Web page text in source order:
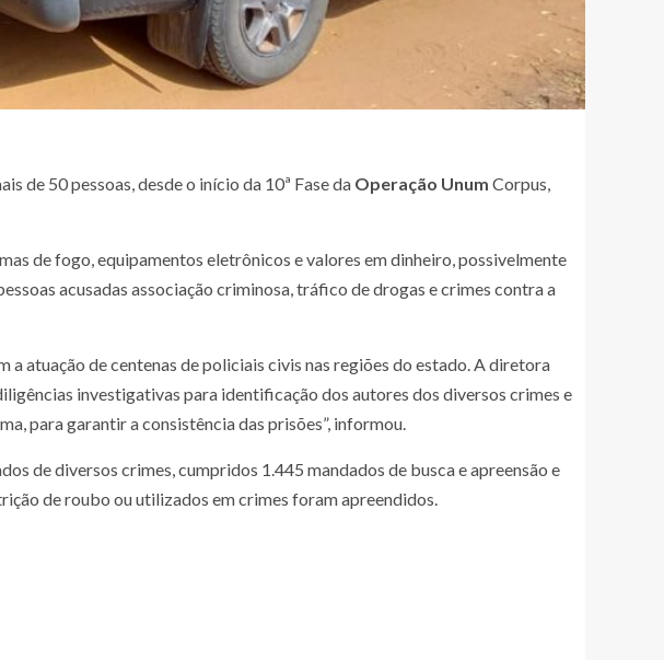
de 50 pessoas, desde o início da 10ª Fase da Operação Unum Corpus,
de fogo, equipamentos eletrônicos e valores em dinheiro, possivelmente
acusadas associação criminosa, tráfico de drogas e crimes contra a
atuação de centenas de policiais civis nas regiões do estado. A diretora
investigativas para identificação dos autores dos diversos crimes e
para garantir a consistência das prisões”, informou.
de diversos crimes, cumpridos 1.445 mandados de busca e apreensão e
de roubo ou utilizados em crimes foram apreendidos.